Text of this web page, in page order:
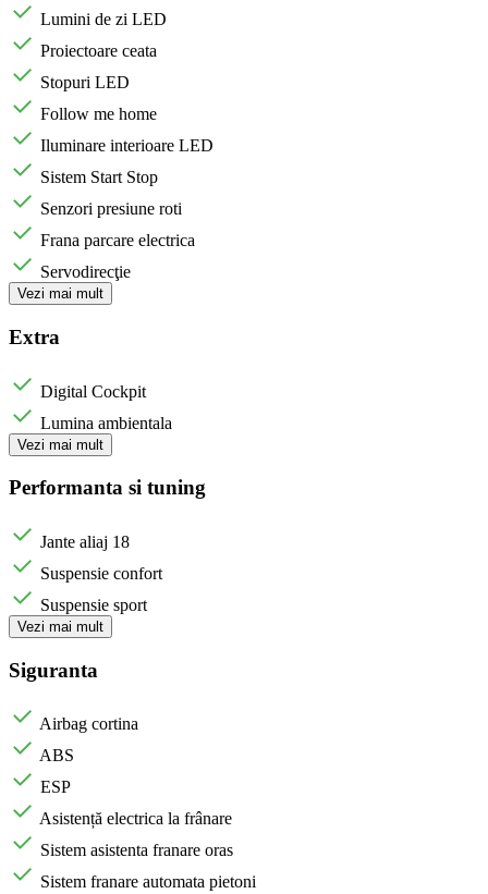
Lumini de zi LED
Proiectoare ceata
Stopuri LED
Follow me home
Iluminare interioare LED
Sistem Start Stop
Senzori presiune roti
Frana parcare electrica
Servodirecţie
Vezi mai mult
Extra
Digital Cockpit
Lumina ambientala
Vezi mai mult
Performanta si tuning
Jante aliaj 18
Suspensie confort
Suspensie sport
Vezi mai mult
Siguranta
Airbag cortina
ABS
ESP
Asistență electrica la frânare
Sistem asistenta franare oras
Sistem franare automata pietoni